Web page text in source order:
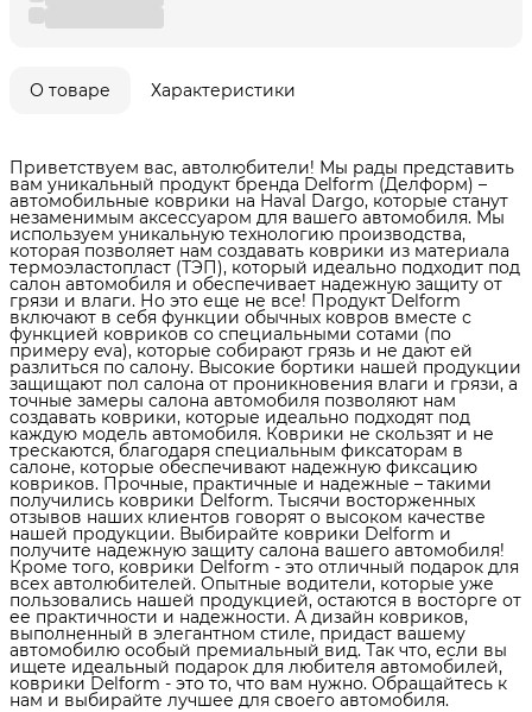
О товаре Характеристики
Приветствуем вас, автолюбители! Мы рады представить
вам уникальный продукт бренда Delform (Делформ) –
автомобильные коврики на Haval Dargo, которые станут
незаменимым аксессуаром для вашего автомобиля. Мы
используем уникальную технологию производства,
которая позволяет нам создавать коврики из материала
термоэластопласт (ТЭП), который идеально подходит под
салон автомобиля и обеспечивает надежную защиту от
грязи и влаги. Но это еще не все! Продукт Delform
включают в себя функции обычных ковров вместе с
функцией ковриков со специальными сотами (по
примеру eva), которые собирают грязь и не дают ей
разлиться по салону. Высокие бортики нашей продукции
защищают пол салона от проникновения влаги и грязи, а
точные замеры салона автомобиля позволяют нам
создавать коврики, которые идеально подходят под
каждую модель автомобиля. Коврики не скользят и не
трескаются, благодаря специальным фиксаторам в
салоне, которые обеспечивают надежную фиксацию
ковриков. Прочные, практичные и надежные – такими
получились коврики Delform. Тысячи восторженных
отзывов наших клиентов говорят о высоком качестве
нашей продукции. Выбирайте коврики Delform и
получите надежную защиту салона вашего автомобиля!
Кроме того, коврики Delform - это отличный подарок для
всех автолюбителей. Опытные водители, которые уже
пользовались нашей продукцией, остаются в восторге от
ее практичности и надежности. А дизайн ковриков,
выполненный в элегантном стиле, придаст вашему
автомобилю особый премиальный вид. Так что, если вы
ищете идеальный подарок для любителя автомобилей,
коврики Delform - это то, что вам нужно. Обращайтесь к
нам и выбирайте лучшее для своего автомобиля.